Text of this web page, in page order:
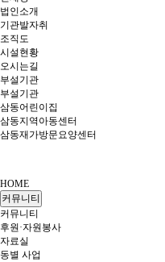
법인소개
기관발자취
조직도
시설현황
오시는길
부설기관
부설기관
삼동어린이집
삼동지역아동센터
삼동재가방문요양센터
HOME
커뮤니티
커뮤니티
후원·자원봉사
자료실
동별 사업